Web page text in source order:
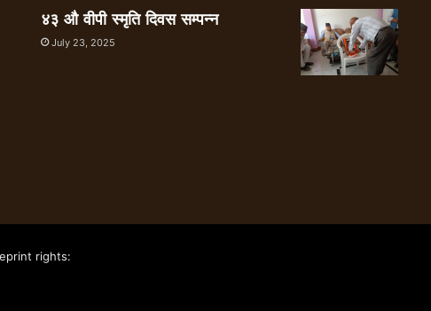
४३ औ वीपी स्मृति दिवस सम्पन्न
July 23, 2025
rights: